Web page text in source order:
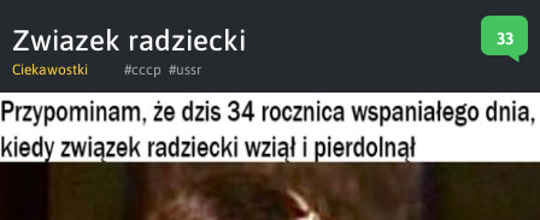
Zwiazek radziecki 33
Ciekawostki #cccp #ussr